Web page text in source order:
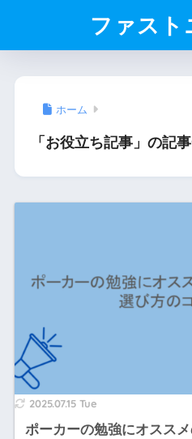
ファスト
ホーム
「お役立ち記事」の記
2025.07.15 Tue
ポーカーの勉強にオスス